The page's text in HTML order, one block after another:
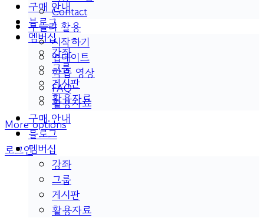
구매 안내
블로그
멤버십
강좌
그룹
게시판
활용자료
More options
로그인
Contact
두들리 활용
시작하기
업데이트
학습 영상
FAQ
활용자료
구매 안내
블로그
멤버십
강좌
그룹
게시판
활용자료